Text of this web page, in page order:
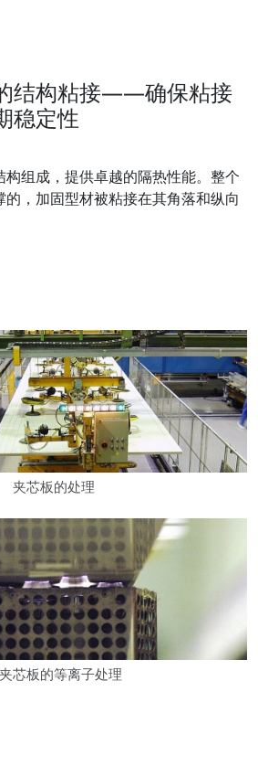
结构粘接——确保粘接
稳定性
组成，提供卓越的隔热性能。整个
，加固型材被粘接在其角落和纵向
夹芯板的处理
芯板的等离子处理